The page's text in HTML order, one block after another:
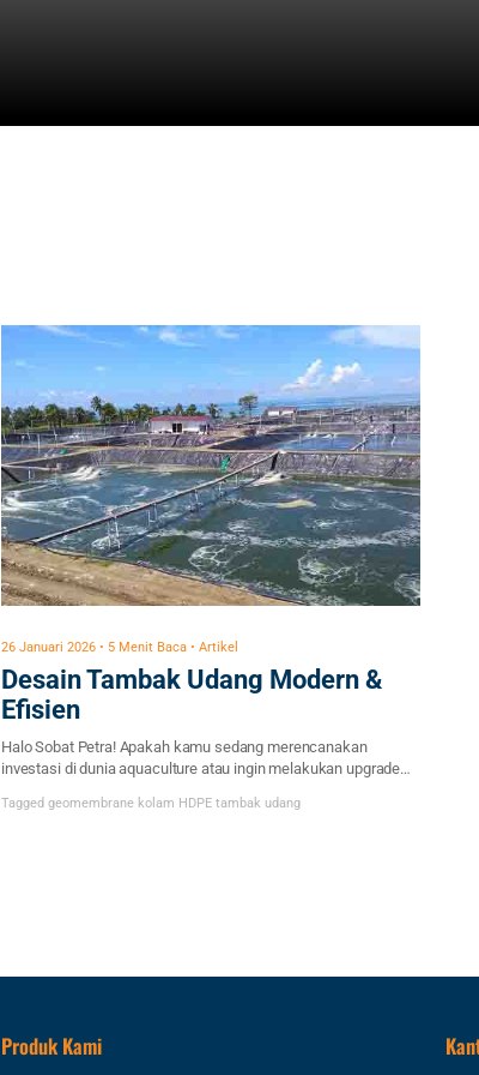
26 Januari 2026 • 5 Menit Baca • Artikel
Desain Tambak Udang Modern &
Efisien
Halo Sobat Petra! Apakah kamu sedang merencanakan
investasi di dunia aquaculture atau ingin melakukan upgrade
artikel yang tepat. Kita semua tahu bahwa budidaya udang,
Tagged geomembrane kolam HDPE tambak udang
Produk Kami